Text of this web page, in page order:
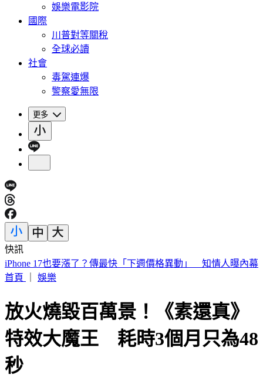
娛樂電影院
國際
川普對等關稅
全球必讀
社會
毒駕連爆
警察愛無限
更多
快訊
市場拜票擋人去路遭嗆聲 沈伯洋道歉了「希望能夠精進動
線」
放火燒毀百萬景！《素還真》
特效大魔王 耗時3個月只為48
秒